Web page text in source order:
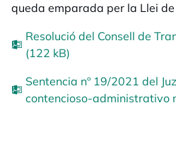
queda emparada per la Llei
Resolució del Consell de
(122 kB)
Sentencia nº 19/2021 del
contencioso-administrativo